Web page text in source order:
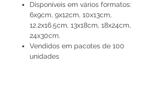
Disponíveis em vários formatos:
6x9cm, 9x12cm, 10x13cm,
12.2x16.5cm, 13x18cm, 18x24cm,
24x30cm.
Vendidos em pacotes de 100
unidades